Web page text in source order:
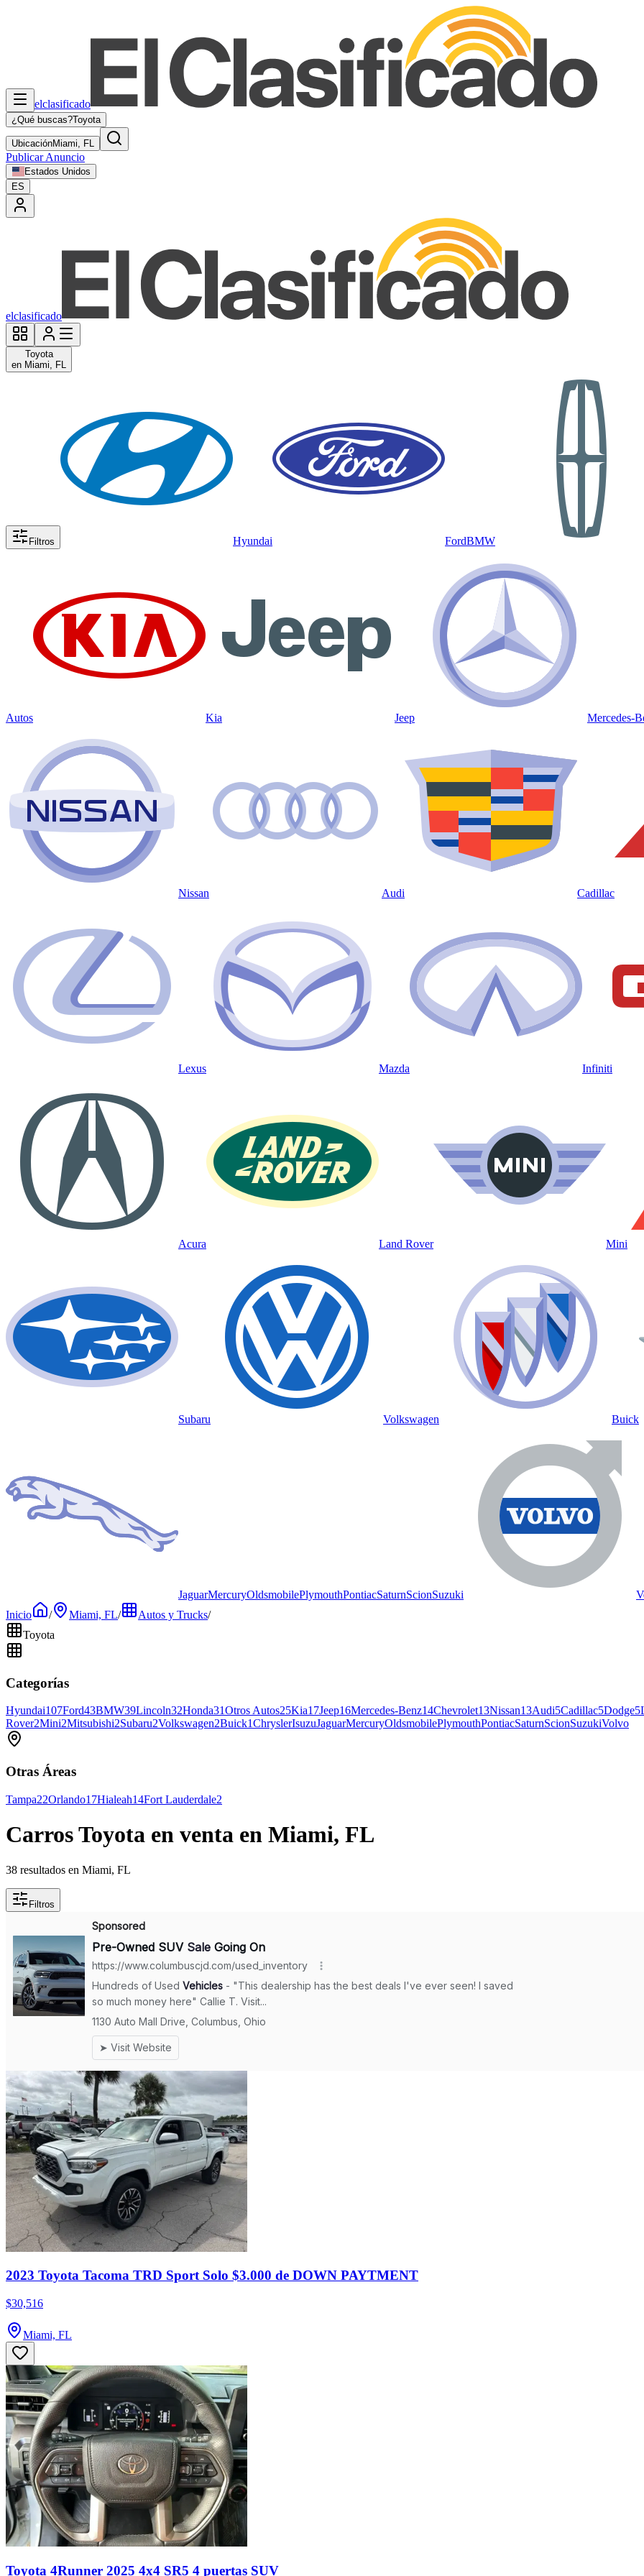
elclasificado
¿Qué buscas?Toyota
UbicaciónMiami, FL
Publicar Anuncio
Estados Unidos
ES
elclasificado
Toyota
en Miami, FL
Filtros Hyundai FordBMW
Autos Kia Jeep Mercedes-
Nissan Audi Cadillac
Lexus Mazda Infiniti
Acura Land Rover Mini
Subaru Volkswagen Buick
JaguarMercuryOldsmobilePlymouthPontiacSaturnScionSuzuki
Inicio
/ Miami, FL/ Autos y Trucks/
Toyota
Categorías
Hyundai107Ford43BMW39Lincoln32Honda31Otros Autos25Kia17Jeep16Mercedes-Benz14Chevrolet13Nissan13Audi5Cadillac5Dodge5
Rover2Mini2Mitsubishi2Subaru2Volkswagen2Buick1ChryslerIsuzuJaguarMercuryOldsmobilePlymouthPontiacSaturnScionSuzukiVolvo
Otras Áreas
Tampa22Orlando17Hialeah14Fort Lauderdale2
Carros Toyota en venta en Miami, FL
38 resultados en Miami, FL
Filtros
2023 Toyota Tacoma TRD Sport Solo $3.000 de DOWN PAYTMENT
$30,516
Miami, FL
Toyota 4Runner 2025 4x4 SR5 4 puertas SUV